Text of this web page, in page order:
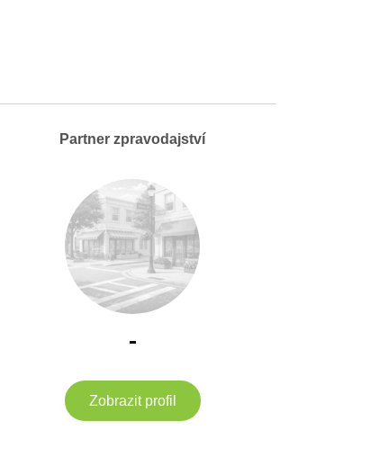
Partner zpravodajství
-
Zobrazit profil